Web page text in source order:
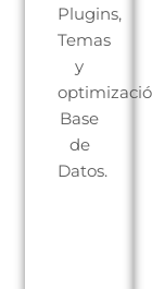
Plugins,
Temas
y
Base
de
Datos.